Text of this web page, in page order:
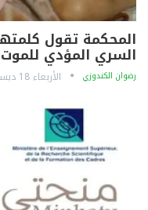
المحكمة تقول
السري المؤدي للموت
رضوان الكندوزي الأربعاء 18 ديسمبر 2019 - 22:00